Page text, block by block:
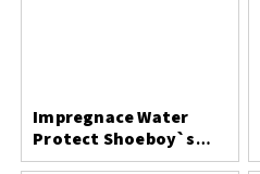
Impregnace Water
Protect Shoeboy`s
200ml